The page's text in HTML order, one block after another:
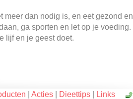
meer dan nodig is, en eet gezond en
ga sporten en let op je voeding.
lijf en je geest doet.
Acties Dieettips Links